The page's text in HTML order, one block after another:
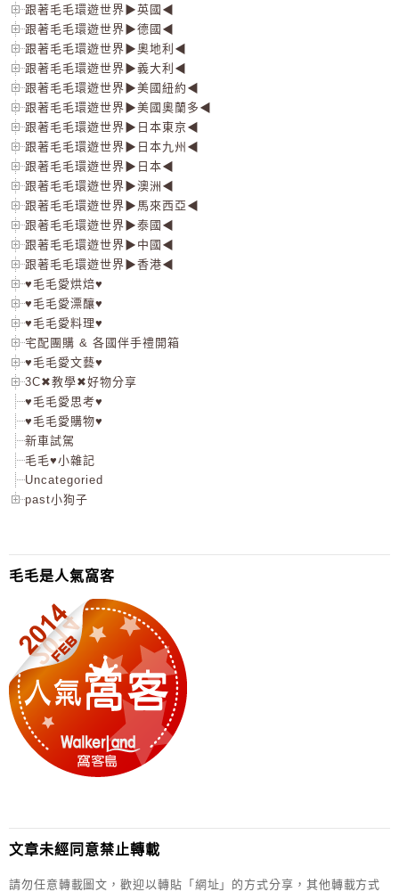
跟著毛毛環遊世界▶英國◀
跟著毛毛環遊世界▶德國◀
跟著毛毛環遊世界▶奧地利◀
跟著毛毛環遊世界▶義大利◀
跟著毛毛環遊世界▶美國紐約◀
跟著毛毛環遊世界▶美國奧蘭多◀
跟著毛毛環遊世界▶日本東京◀
跟著毛毛環遊世界▶日本九州◀
跟著毛毛環遊世界▶日本◀
跟著毛毛環遊世界▶澳洲◀
跟著毛毛環遊世界▶馬來西亞◀
跟著毛毛環遊世界▶泰國◀
跟著毛毛環遊世界▶中國◀
跟著毛毛環遊世界▶香港◀
♥毛毛愛烘焙♥
♥毛毛愛漂釀♥
♥毛毛愛料理♥
宅配團購 & 各國伴手禮開箱
♥毛毛愛文藝♥
3C✖教學✖好物分享
♥毛毛愛思考♥
♥毛毛愛購物♥
新車試駕
毛毛♥小雜記
Uncategoried
past小狗子
毛毛是人氣窩客
文章未經同意禁止轉載
請勿任意轉載圖文，歡迎以轉貼「網址」的方式分享，其他轉載方式